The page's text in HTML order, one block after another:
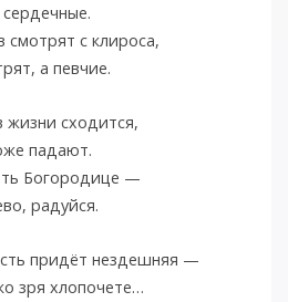
смотрят с клироса,
а певчие.
жизни сходится,
падают.
Богородице —
радуйся.
придёт нездешняя —
зря хлопочете…